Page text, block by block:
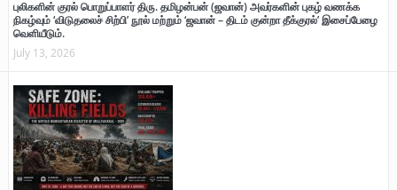
புலிகளின் குரல் பொறுப்பாளர் திரு. தமிழன்பன் (ஜவான்) அவர்களின் புகழ் வணக்க
நிகழ்வும் ‘விடுதலைச் சிற்பி’ நூல் மற்றும் ‘ஜவான் – திடம் குன்றா தீக்குரல்’ இசைப்பேழை
வெளியீடும்.
July 13, 2026